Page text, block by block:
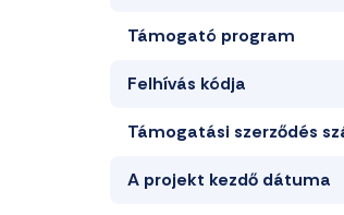
Támogató program
Felhívás kódja
Támogatási szerződés
A projekt kezdő dátuma